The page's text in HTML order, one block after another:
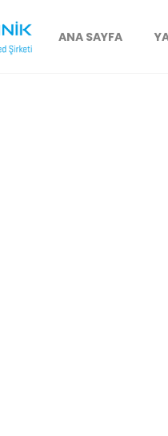
ANA SAYFA